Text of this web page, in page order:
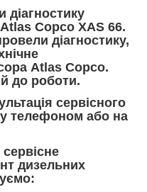
діагностику
Copco XAS 66.
діагностику,
Atlas Copco.
до роботи.
сервісного
телефоном або на
дизельних